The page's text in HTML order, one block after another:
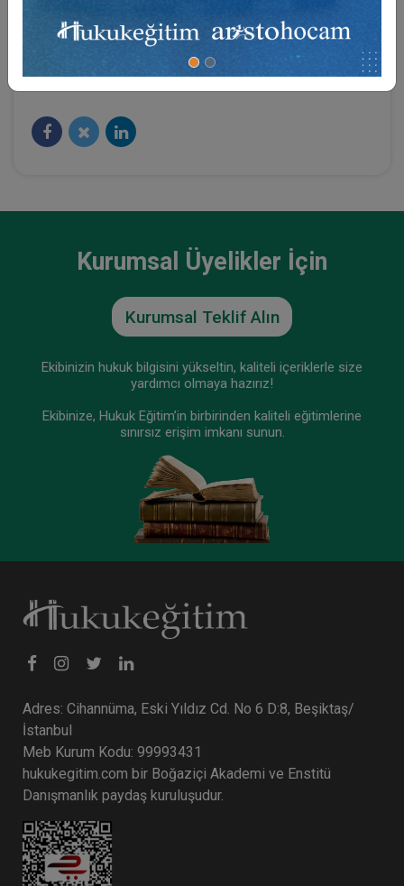
Sosyal Medya
Kurumsal Üyelikler İçin
Kurumsal Teklif Alın
Ekibinizin hukuk bilgisini yükseltin, kaliteli içeriklerle size
yardımcı olmaya hazırız!
Ekibinize, Hukuk Eğitim’in birbirinden kaliteli eğitimlerine
sınırsız erişim imkanı sunun.
Adres: Cihannüma, Eski Yıldız Cd. No 6 D:8, Beşiktaş/
İstanbul
Meb Kurum Kodu: 99993431
hukukegitim.com bir Boğaziçi Akademi ve Enstitü
Danışmanlık paydaş kuruluşudur.